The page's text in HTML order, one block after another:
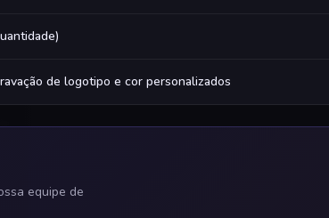
de logotipo e cor personalizados
equipe de